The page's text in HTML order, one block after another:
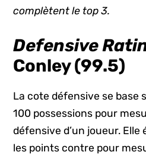
complètent le top 3.
Defensive
Conley (99.5)
La cote défensive se base
100 possessions pour
défensive d’un joueur. Elle
les points contre pour